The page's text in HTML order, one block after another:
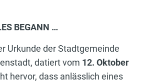
BEGANN …
Urkunde der Stadtgemeinde
datiert vom 12. Oktober
hervor, dass anlässlich eines